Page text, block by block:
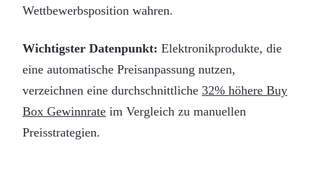
Wettbewerbsposition wahren.
Wichtigster Datenpunkt: Elektronikprodukte, die
eine automatische Preisanpassung nutzen,
verzeichnen eine durchschnittliche 32% höhere Buy
Box Gewinnrate im Vergleich zu manuellen
Preisstrategien.